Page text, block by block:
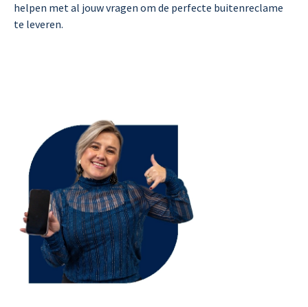
helpen met al jouw vragen om de perfecte buitenreclame
te leveren.